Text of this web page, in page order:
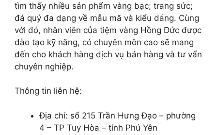
tìm thấy nhiều sản phẩm vàng bạc; trang sức;
đá quý đa dạng về mẫu mã và kiểu dáng. Cùng
với đó, nhân viên của tiệm vàng Hồng Đức được
đào tạo kỹ năng, có chuyên môn cao sẽ mang
đến cho khách hàng dịch vụ bán hàng và tư vấn
chuyên nghiệp.
Thông tin liên hệ:
Địa chỉ: số 215 Trần Hưng Đạo – phường
4 – TP Tuy Hòa – tỉnh Phú Yên